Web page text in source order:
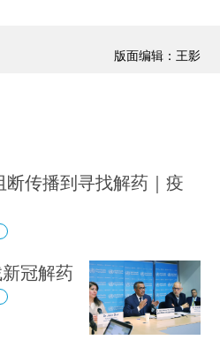
版面编辑：王影
传播到寻找解药｜疫
冠解药